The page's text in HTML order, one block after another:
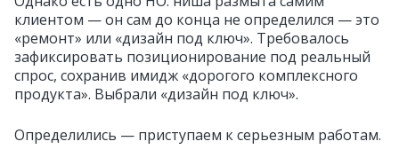
клиентом — он сам до конца не определился — это
«ремонт» или «дизайн под ключ». Требовалось
зафиксировать позиционирование под реальный
спрос, сохранив имидж «дорогого комплексного
продукта». Выбрали «дизайн под ключ».
Определились — приступаем к серьезным работам.